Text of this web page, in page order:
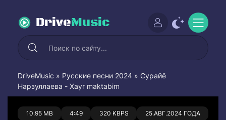
DriveMusic
DriveMusic » Русские песни 2024 » Сурайё
Нарзуллаева - Xayr maktabim
10.95 MB 4:49 320 KBPS 25.АВГ.2024 ГОДА
0 0